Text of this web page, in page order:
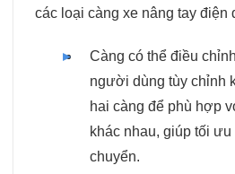
các loại càng xe nâng tay điện
Càng có thể điều
người dùng tùy chỉnh
hai càng để phù hợp
khác nhau, giúp tối
chuyển.